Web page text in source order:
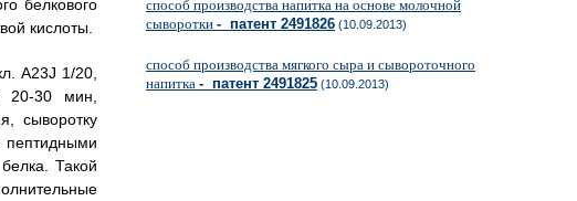
белкового
кислоты.
А23J 1/20,
20-30 мин,
сыворотку
Такой
способ производства напитка на основе молочной
сыворотки - патент 2491826 (10.09.2013)
способ производства мягкого сыра и сывороточного
напитка - патент 2491825 (10.09.2013)